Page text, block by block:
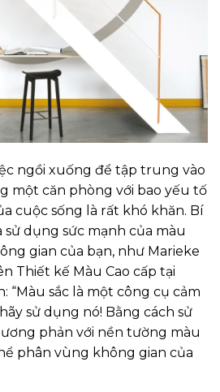
ngồi xuống để tập trung vào
một căn phòng với bao yếu tố
cuộc sống là rất khó khăn. Bí
dụng sức mạnh của màu
gian của bạn, như Marieke
Thiết kế Màu Cao cấp tại
“Màu sắc là một công cụ cảm
sử dụng nó! Bằng cách sử
phản với nền tường màu
phân vùng không gian của